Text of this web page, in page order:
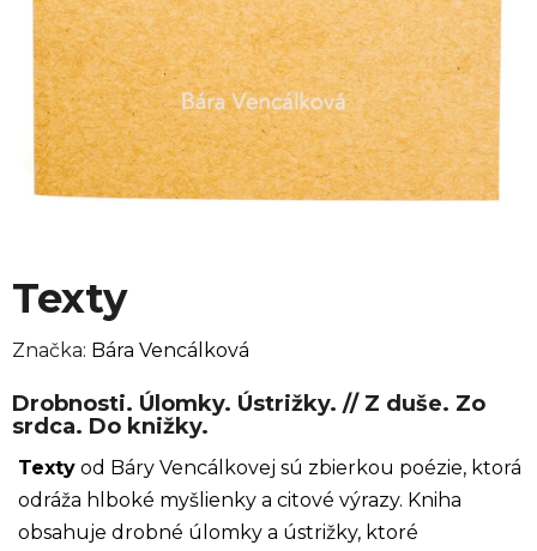
Texty
Značka: Bára Vencálková
Drobnosti. Úlomky. Ústrižky. // Z duše. Zo
srdca. Do knižky.
Texty od Báry Vencálkovej sú zbierkou poézie, ktorá
odráža hlboké myšlienky a citové výrazy. Kniha
obsahuje drobné úlomky a ústrižky, ktoré